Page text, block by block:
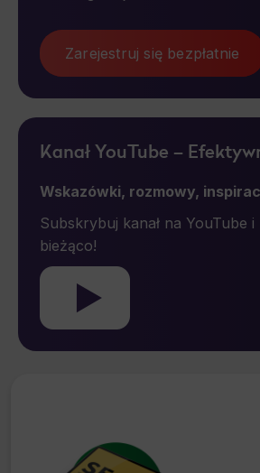
to create aggregate demographic statistics about users. Analytical cookies and
effectiveness of actions taken and content presented.
Marketing
user, providing him or her with the marketing, advertising and retargeting content
Zarejestruj się bezpłatnie
Kanał YouTube –
Wskazówki, rozmowy,
Subskrybuj kanał na YouTube i
bieżąco!